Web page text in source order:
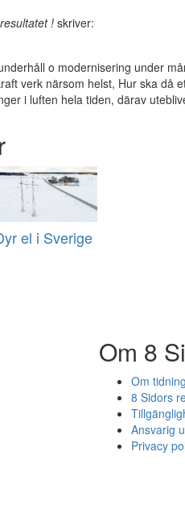
!skriver:
o modernisering under
verk närsom helst, Hur ska då
i luften hela tiden, därav
el i Sverige
Om 8
Om
8 Sidors
Ansvarig
Privacy